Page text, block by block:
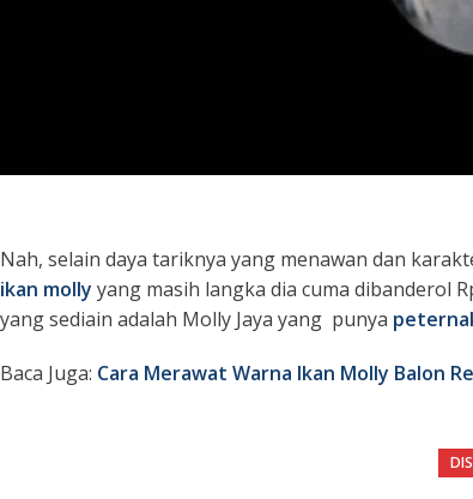
Nah, selain daya tariknya yang menawan dan
ikan molly yang masih langka dia cuma dibanderol
yang sediain adalah Molly Jaya yang punya
Baca Juga: Cara Merawat Warna Ikan Molly Balon